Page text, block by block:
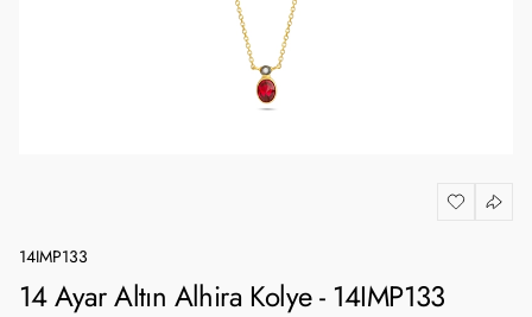
14IMP133
14 Ayar Altın Alhira Kolye - 14IMP133